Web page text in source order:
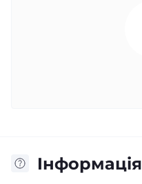
Iнформація